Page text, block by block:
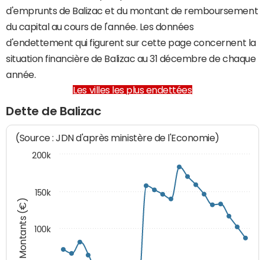
d'emprunts de Balizac et du montant de remboursement
du capital au cours de l'année. Les données
d'endettement qui figurent sur cette page concernent la
situation financière de Balizac au 31 décembre de chaque
année.
Les villes les plus endettées
Dette de Balizac
Montants (€)
(Source : JDN d'après ministère de l'Economie)
100k
150k
200k